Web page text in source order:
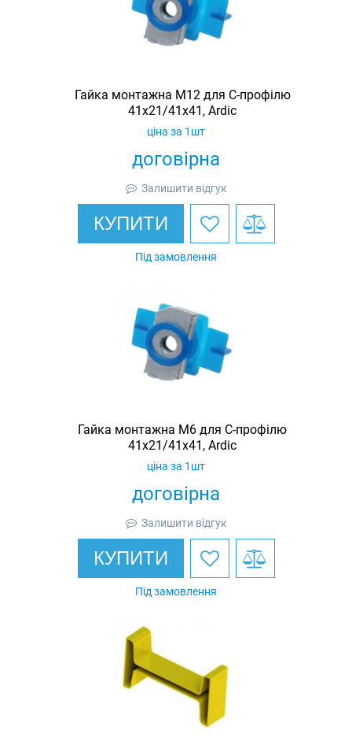
Гайка монтажна M12 для C-профілю
41х21/41х41, Ardic
договірна
ціна за 1шт
Залишити відгук
КУПИТИ
Під замовлення
Гайка монтажна M6 для C-профілю
41х21/41х41, Ardic
договірна
ціна за 1шт
Залишити відгук
КУПИТИ
Під замовлення